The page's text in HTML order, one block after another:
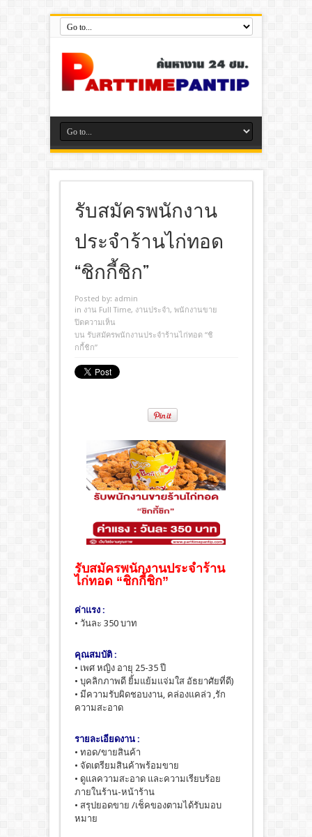
รับสมัครพนักงาน
ประจำร้านไก่ทอด
“ชิกกี้ชิก”
Posted by: admin
in งาน Full Time, งานประจํา, พนักงานขาย
ปิดความเห็น
บน รับสมัครพนักงานประจำร้านไก่ทอด “ชิ
กกี้ชิก”
รับสมัครพนักงานประจำร้าน
ไก่ทอด “ชิกกี้ชิก”
ค่าแรง :
• วันละ 350 บาท
คุณสมบัติ :
• เพศ หญิง อายุ 25-35 ปี
• บุคลิกภาพดี ยิ้มแย้มแจ่มใส อัธยาศัยที่ดี)
• มีความรับผิดชอบงาน, คล่องแคล่ว ,รัก
ความสะอาด
รายละเอียดงาน :
• ทอด/ขายสินค้า
• จัดเตรียมสินค้าพร้อมขาย
• ดูแลความสะอาด และความเรียบร้อย
ภายในร้าน-หน้าร้าน
• สรุปยอดขาย /เช็คของตามได้รับมอบ
หมาย